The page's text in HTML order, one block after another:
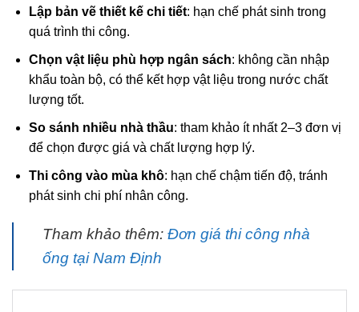
Lập bản vẽ thiết kế chi tiết: hạn chế phát sinh trong
quá trình thi công.
Chọn vật liệu phù hợp ngân sách: không cần nhập
khẩu toàn bộ, có thể kết hợp vật liệu trong nước chất
lượng tốt.
So sánh nhiều nhà thầu: tham khảo ít nhất 2–3 đơn vị
để chọn được giá và chất lượng hợp lý.
Thi công vào mùa khô: hạn chế chậm tiến độ, tránh
phát sinh chi phí nhân công.
Tham khảo thêm: Đơn giá thi công nhà
ống tại Nam Định